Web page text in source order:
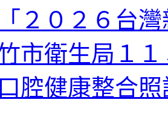
２０２６台
市衛生局１
腔健康整合